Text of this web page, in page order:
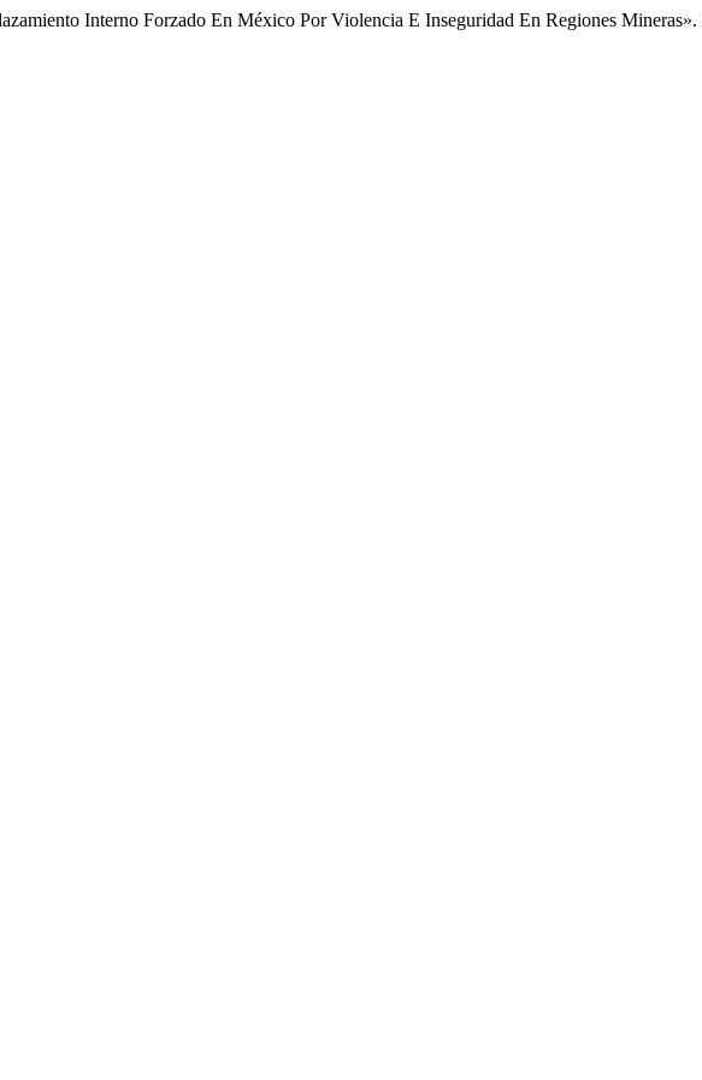
Interno Forzado En México Por Violencia E Inseguridad En Regiones Mineras».